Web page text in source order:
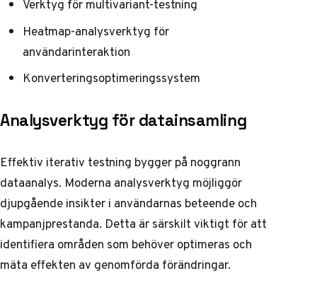
Verktyg för multivariant-testning
Heatmap-analysverktyg för
användarinteraktion
Konverteringsoptimeringssystem
Analysverktyg för datainsamling
Effektiv iterativ testning bygger på noggrann
dataanalys. Moderna analysverktyg möjliggör
djupgående insikter i användarnas beteende och
kampanjprestanda. Detta är särskilt viktigt för att
identifiera områden som behöver optimeras och
mäta effekten av genomförda förändringar.